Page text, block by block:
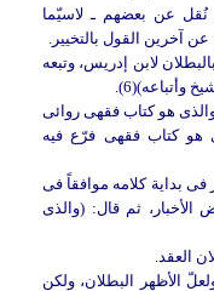
نُقل عن بعضهم ـ لاسیّما
آخرین القول بالتخییر.
لابن إدریس، وتبعه
وأتباعه)(6).
هو کتاب فقهی روائی
فی (المبسوط)(7) ـ والذی هو کتاب فقهی فرّع فیه
بدایة کلامه موافقاً فی
الأخبار، ثم قال: (والذی
العقد.
الأظهر البطلان، ولکن